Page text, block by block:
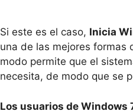
Si este es el caso, Inicia
una de las mejores formas
modo permite que el
necesita, de modo que se
Los usuarios de Windows